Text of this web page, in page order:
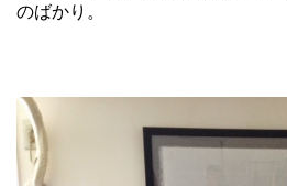
のばかり。